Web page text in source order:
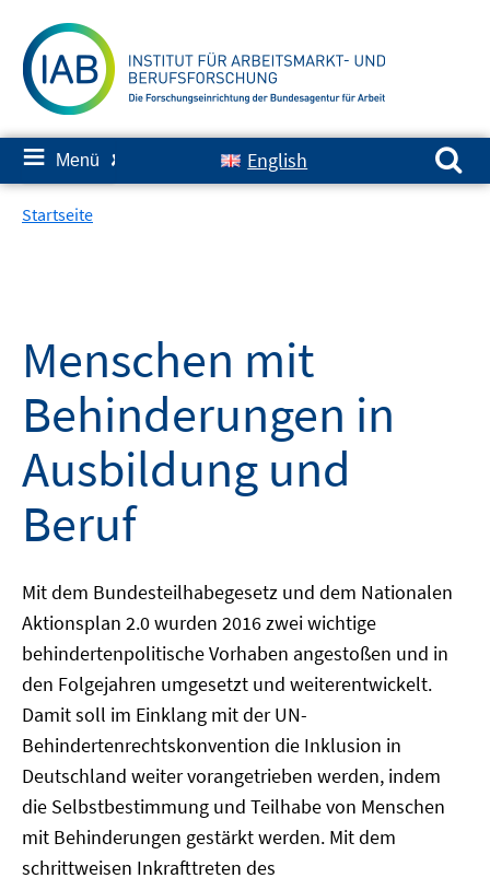
zum
Inhalt
≡ Menü ✘ English
Suchen nach:
Startseite
Menschen mit
Behinderungen in
Ausbildung und
Beruf
Mit dem Bundesteilhabegesetz und dem Nationalen
Aktionsplan 2.0 wurden 2016 zwei wichtige
behindertenpolitische Vorhaben angestoßen und in
den Folgejahren umgesetzt und weiterentwickelt.
Damit soll im Einklang mit der UN-
Behindertenrechtskonvention die Inklusion in
Deutschland weiter vorangetrieben werden, indem
die Selbstbestimmung und Teilhabe von Menschen
mit Behinderungen gestärkt werden. Mit dem
schrittweisen Inkrafttreten des